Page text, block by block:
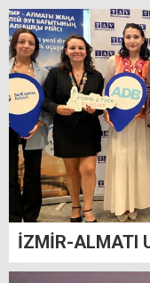
İZMİR-ALMATI